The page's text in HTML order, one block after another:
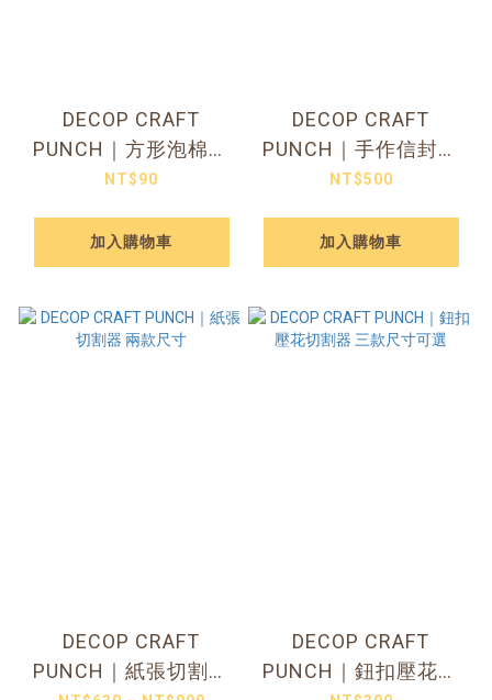
DECOP CRAFT
PUNCH｜方形泡棉貼
紙
NT$90
加入購物車
DECOP CRAFT
PUNCH｜手作信封切
割器
NT$500
加入購物車
DECOP CRAFT
PUNCH｜紙張切割器
DECOP CRAFT
PUNCH｜鈕扣壓花切